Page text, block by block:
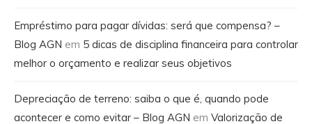
Empréstimo para pagar dívidas: será que compensa? –
Blog AGN em 5 dicas de disciplina financeira para controlar
melhor o orçamento e realizar seus objetivos
Depreciação de terreno: saiba o que é, quando pode
acontecer e como evitar – Blog AGN em Valorização de